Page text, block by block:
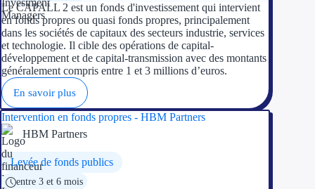
Accompagnement
Ressources
Blog
Le CAPALL 2 est un fonds d'investissement qui intervient
en fonds propres ou quasi fonds propres, principalement
dans les sociétés de capitaux des secteurs industrie, services
et technologie. Il cible des opérations de capital-
développement et de capital-transmission avec des montants
généralement compris entre 1 et 3 millions d’euros.
En savoir plus
Intervention en fonds propres - HBM Partners
HBM Partners
Levée de fonds publics
entre 3 et 6 mois